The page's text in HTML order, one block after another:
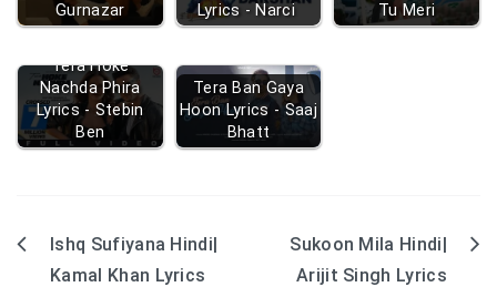
Gurnazar
Lyrics - Narci
Tu Meri
Tera Hoke
Nachda Phira
Lyrics - Stebin
Ben
Tera Ban Gaya
Hoon Lyrics - Saaj
Bhatt
PostIshq Sufiyana Hindi|
Kamal Khan Lyrics
Sukoon Mila Hindi|
Arijit Singh Lyrics